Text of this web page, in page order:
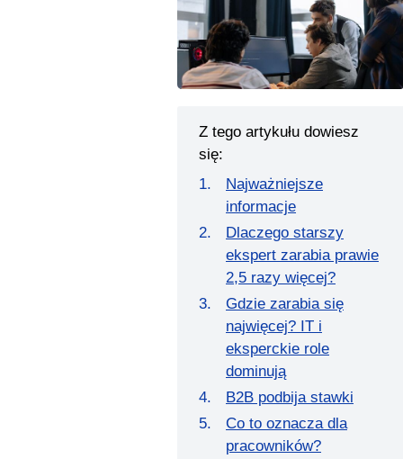
Z tego artykułu dowiesz
się:
Najważniejsze
informacje
Dlaczego starszy
ekspert zarabia prawie
2,5 razy więcej?
Gdzie zarabia się
najwięcej? IT i
eksperckie role
dominują
B2B podbija stawki
Co to oznacza dla
pracowników?